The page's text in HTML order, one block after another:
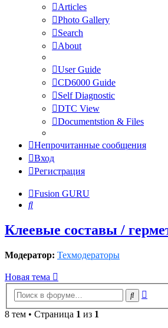
Articles
Photo Gallery
Search
About
User Guide
CD6000 Guide
Self Diagnostic
DTC View
Documentstion & Files
Непрочитанные сообщения
Вход
Регистрация
Fusion GURU
Поиск
Клеевые составы /
Модератор: Техмодераторы
Новая тема
Поиск
8 тем • Страница 1 из 1